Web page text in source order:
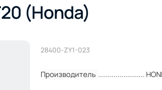
(Honda)
28400-ZY1-023
Производитель